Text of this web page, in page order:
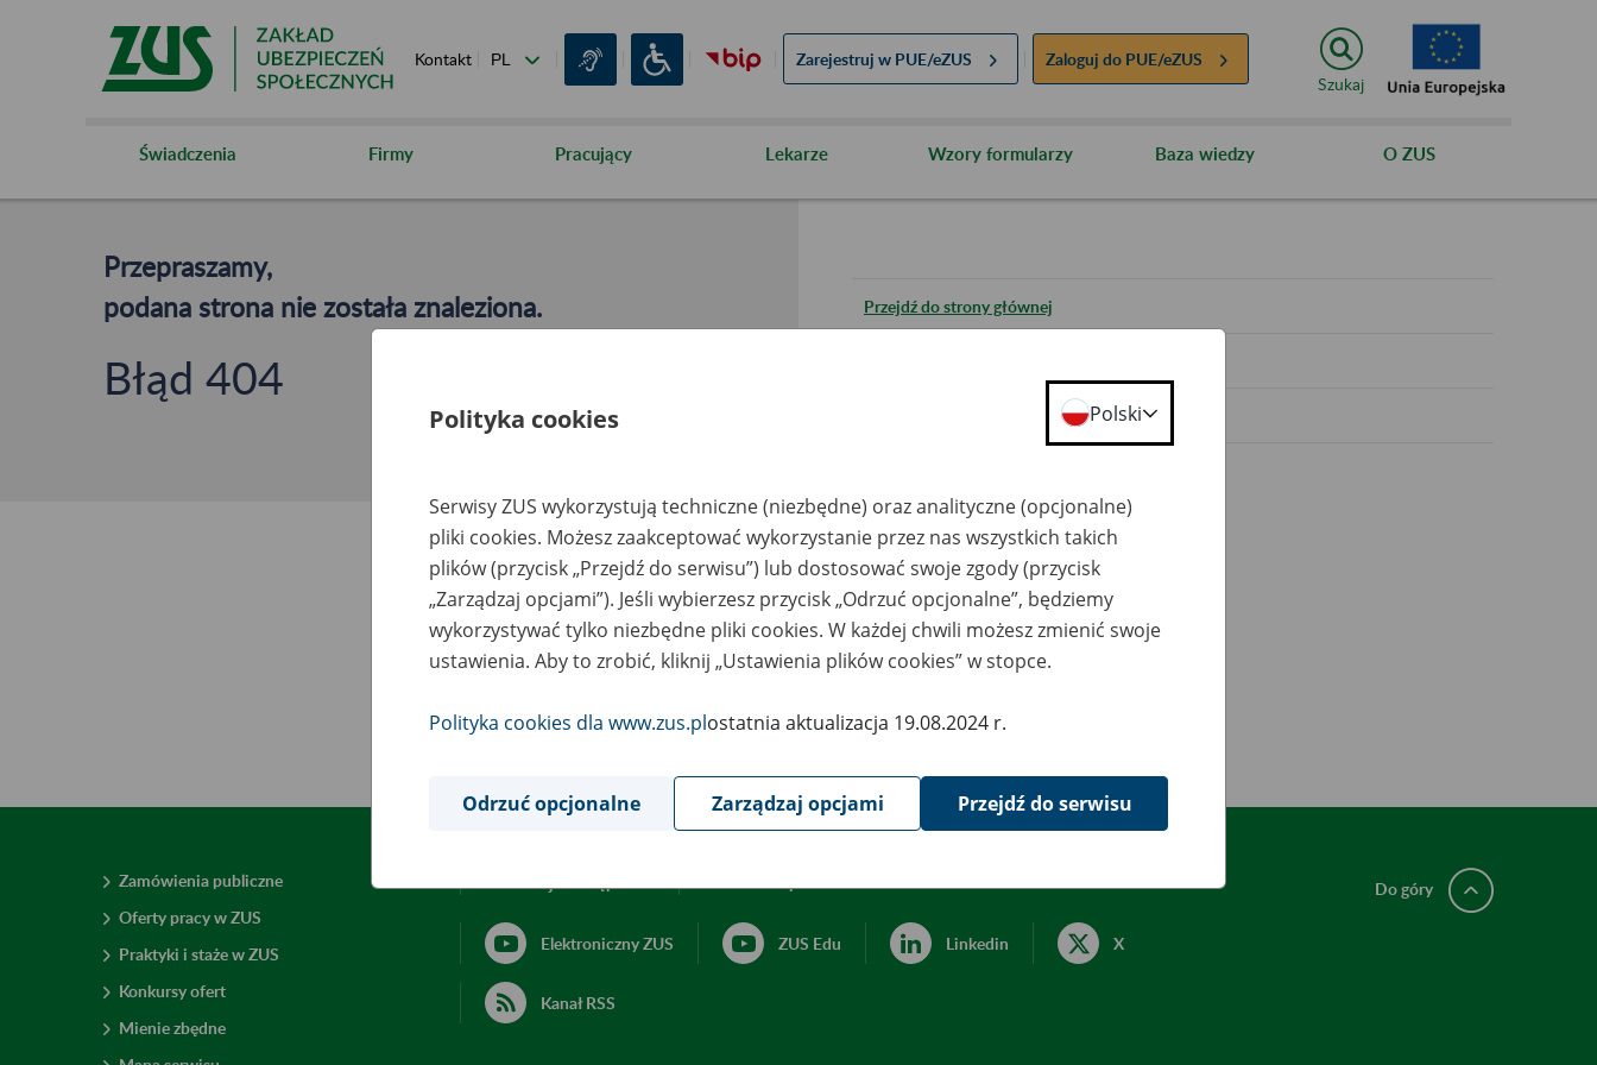
Kontakt Zarejestruj w PUE/eZUS Zaloguj do PUE/eZUS
Szukaj
Świadczenia Firmy Pracujący Lekarze Wzory formularzy Baza wiedzy O ZUS
Przepraszamy,
podana strona nie została znaleziona.
Błąd 404
Przejdź do strony głównej
Zamówienia publiczne
Oferty pracy w ZUS
Praktyki i staże w ZUS
Konkursy ofert
Mienie zbędne
Elektroniczny ZUS ZUS Edu Linkedin X
Kanał RSS
Do góry
Polityka cookies Polski
Serwisy ZUS wykorzystują techniczne (niezbędne) oraz analityczne (opcjonalne)
pliki cookies. Możesz zaakceptować wykorzystanie przez nas wszystkich takich
plików (przycisk „Przejdź do serwisu”) lub dostosować swoje zgody (przycisk
„Zarządzaj opcjami”). Jeśli wybierzesz przycisk „Odrzuć opcjonalne”, będziemy
wykorzystywać tylko niezbędne pliki cookies. W każdej chwili możesz zmienić swoje
ustawienia. Aby to zrobić, kliknij „Ustawienia plików cookies” w stopce.
Polityka cookies dla www.zus.plostatnia aktualizacja 19.08.2024 r.
Odrzuć opcjonalne Zarządzaj opcjami Przejdź do serwisu